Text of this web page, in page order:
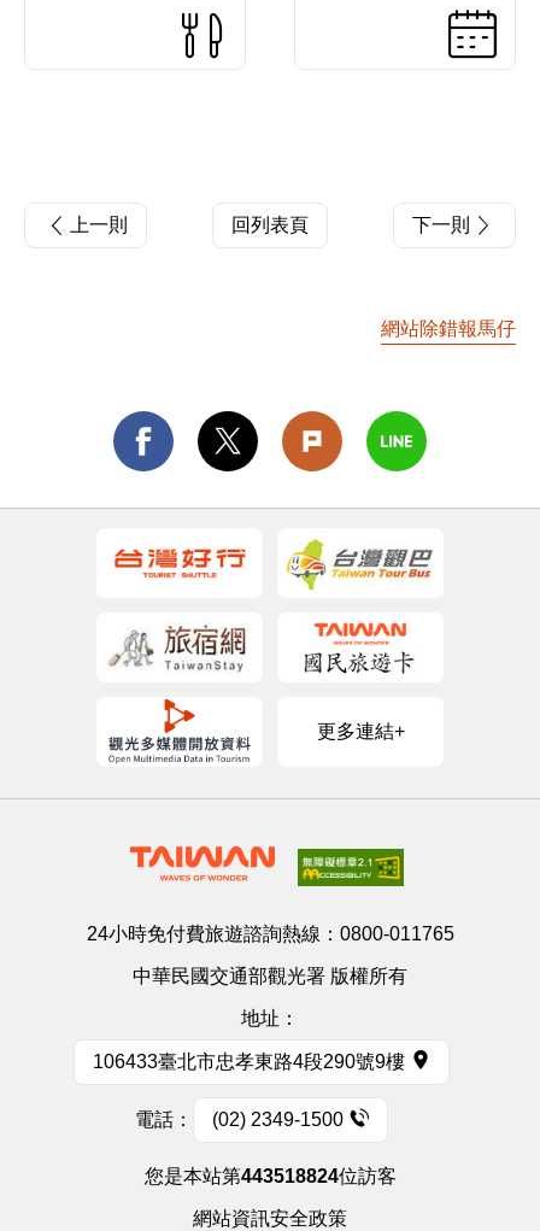
上一則 回列表頁 下一則
網站除錯報馬仔
更多連結+
24小時免付費旅遊諮詢熱線： 0800-011765
中華民國交通部觀光署 版權所有
地址：
106433臺北市忠孝東路4段290號9樓
電話： (02) 2349-1500
您是本站第443518824位訪客
網站資訊安全政策